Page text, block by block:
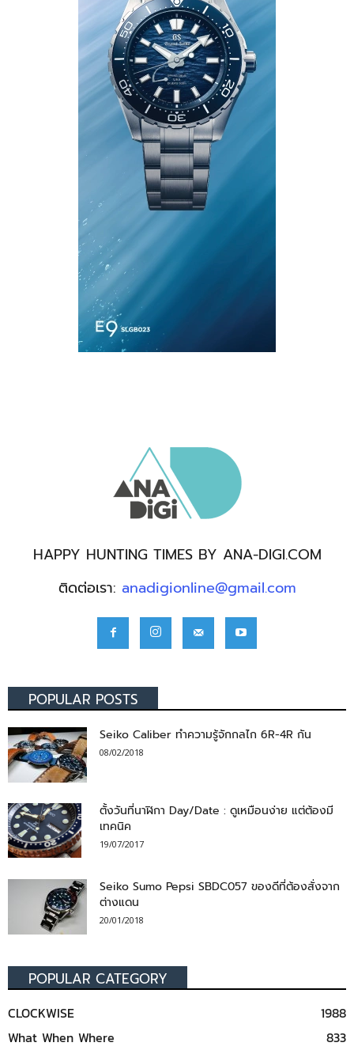
HAPPY HUNTING TIMES BY ANA-DIGI.COM
ติดต่อเรา: anadigionline@gmail.com
POPULAR POSTS
Seiko Caliber ทำความรู้จักกลไก 6R-4R กัน
08/02/2018
ตั้งวันที่นาฬิกา Day/Date : ดูเหมือนง่าย แต่ต้องมี
เทคนิค
19/07/2017
Seiko Sumo Pepsi SBDC057 ของดีที่ต้องสั่งจาก
ต่างแดน
20/01/2018
POPULAR CATEGORY
CLOCKWISE
1988
What When Where
833